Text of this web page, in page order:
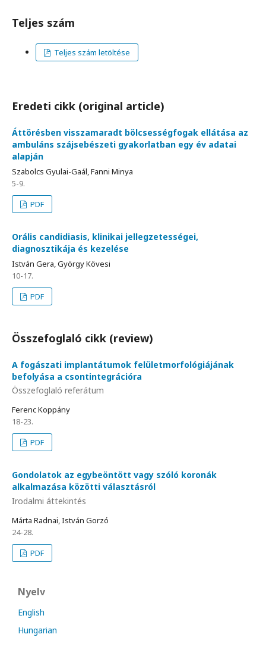
Teljes szám
Teljes szám letöltése
Eredeti cikk (original article)
Áttörésben visszamaradt bölcsességfogak ellátása az
ambuláns szájsebészeti gyakorlatban egy év adatai
alapján
Szabolcs Gyulai-Gaál, Fanni Minya
5-9.
PDF
Orális candidiasis, klinikai jellegzetességei,
diagnosztikája és kezelése
István Gera, György Kövesi
10-17.
PDF
Összefoglaló cikk (review)
A fogászati implantátumok felületmorfológiájának
befolyása a csontintegrációra
Összefoglaló referátum
Ferenc Koppány
18-23.
PDF
Gondolatok az egybeöntött vagy szóló koronák
alkalmazása közötti választásról
Irodalmi áttekintés
Márta Radnai, István Gorzó
24-28.
PDF
Nyelv
English
Hungarian